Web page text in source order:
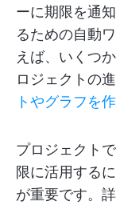
ーに期限を通
るための自動
えば、いくつ
ロジェクトの
トやグラフを
プロジェクト
限に活用する
が重要です。